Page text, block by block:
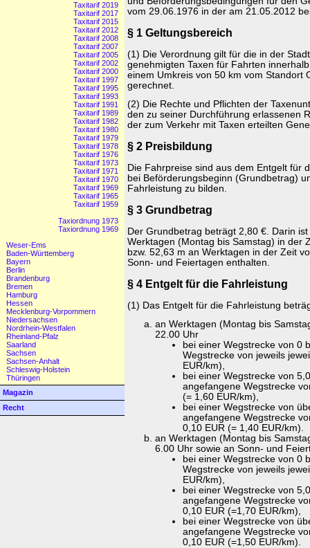
Taxitarif 2019
Taxitarif 2017
Taxitarif 2015
Taxitarif 2012
Taxitarif 2008
Taxitarif 2007
Taxitarif 2005
Taxitarif 2002
Taxitarif 2000
Taxitarif 1997
Taxitarif 1995
Taxitarif 1993
Taxitarif 1991
Taxitarif 1989
Taxitarif 1982
Taxitarif 1980
Taxitarif 1979
Taxitarif 1978
Taxitarif 1976
Taxitarif 1973
Taxitarif 1971
Taxitarif 1970
Taxitarif 1969
Taxitarif 1965
Taxitarif 1959
Taxiordnung 1973
Taxiordnung 1969
Weser-Ems
Baden-Württemberg
Bayern
Berlin
Brandenburg
Bremen
Hamburg
Hessen
Mecklenburg-Vorpommern
Niedersachsen
Nordrhein-Westfalen
Rheinland-Pfalz
Saarland
Sachsen
Sachsen-Anhalt
Schleswig-Holstein
Thüringen
Magazin
Recht
vom 29.06.1976 in der am 21.05.2012
§ 1 Geltungsbereich
(1) Die Verordnung gilt für die in der
genehmigten Taxen für Fahrten
einem Umkreis von 50 km vom Standort
gerechnet.
(2) Die Rechte und Pflichten der
den zu seiner Durchführung erlassenen
der zum Verkehr mit Taxen erteilten
§ 2 Preisbildung
Die Fahrpreise sind aus dem Entgelt für
bei Beförderungsbeginn (Grundbetrag)
Fahrleistung zu bilden.
§ 3 Grundbetrag
Der Grundbetrag beträgt 2,80 €. Darin
Werktagen (Montag bis Samstag) in der
bzw. 52,63 m an Werktagen in der Zeit
Sonn- und Feiertagen enthalten.
§ 4 Entgelt für die Fahrleistung
(1) Das Entgelt für die Fahrleistung
an Werktagen (Montag bis
22.00 Uhr
bei einer Wegstrecke von 0
Wegstrecke von jeweils
EUR/km),
bei einer Wegstrecke von
angefangene Wegstrecke
(= 1,60 EUR/km),
bei einer Wegstrecke von
angefangene Wegstrecke
0,10 EUR (= 1,40 EUR/km).
an Werktagen (Montag bis
6.00 Uhr sowie an Sonn- und
bei einer Wegstrecke von 0
Wegstrecke von jeweils
EUR/km),
bei einer Wegstrecke von
angefangene Wegstrecke
0,10 EUR (=1,70 EUR/km),
bei einer Wegstrecke von
angefangene Wegstrecke
0,10 EUR (=1,50 EUR/km).